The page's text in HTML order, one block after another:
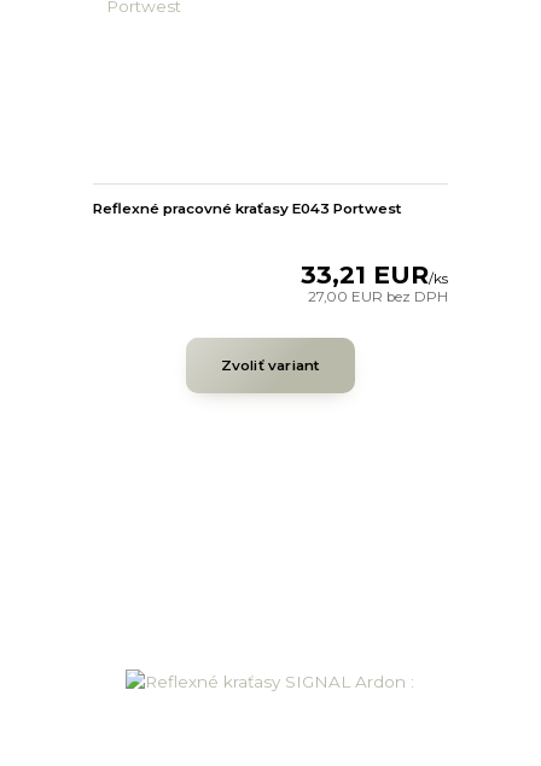
Reflexné pracovné kraťasy E043 Portwest
33,21 EUR/ks
27,00 EUR bez DPH
Zvoliť variant